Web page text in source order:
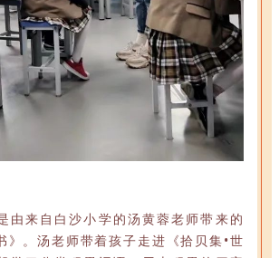
由来自白沙小学的汤黄蓉老师带来的
》。汤老师带着孩子走进《拾贝集•世